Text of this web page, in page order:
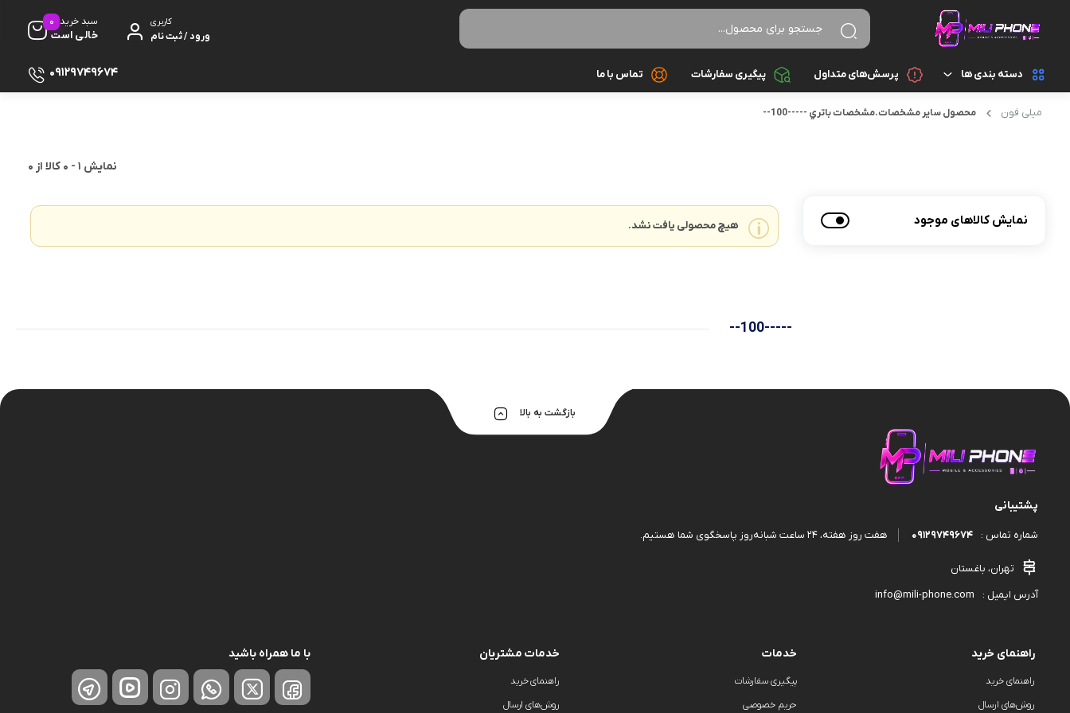
کاربری
ورود / ثبت نام
سبد خرید
خالی است
0
دسته بندی ها
تجهیزات جانبی
تبدیل و رابط
پرسش‌های متداول پیگیری سفارشات تماس با ما 09129749674
میلی فون محصول ساير مشخصات.مشخصات باتري -----100--
نمایش کالاهای موجود
نمایش 1
-
0 کالا از 0
هیچ محصولی یافت نشد.
-----100--
بازگشت به بالا
پشتیبانی
شماره تماس : 09129749674 هفت روز هفته، ۲۴ ساعت شبانه‌روز پاسخگوی شما هستیم.
تهران، باغستان
آدرس ایمیل :
info@mili-phone.com
راهنمای خرید
راهنمای خرید
روش‌های ارسال
خدمات
پیگیری سفارشات
حریم خصوصی
خدمات مشتریان
راهنمای خرید
روش‌های ارسال
با ما همراه باشید